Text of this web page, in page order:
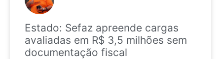
Estado: Sefaz apreende cargas
avaliadas em R$ 3,5 milhões sem
documentação fiscal